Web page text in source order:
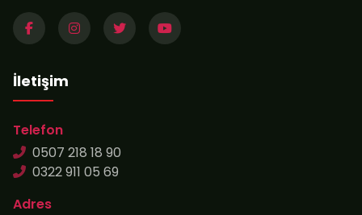
İletişim
Telefon
0507 218 18 90
0322 911 05 69
Adres